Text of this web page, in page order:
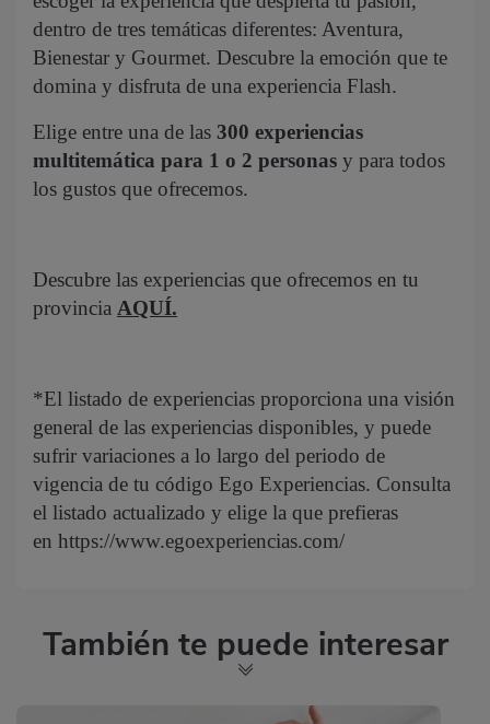
dentro de tres temáticas diferentes: Aventura,
Bienestar y Gourmet. Descubre la emoción que te
domina y disfruta de una experiencia Flash.
Elige entre una de las 300 experiencias
multitemática para 1 o 2 personas y para todos
los gustos que ofrecemos.
Descubre las experiencias que ofrecemos en tu
provincia AQUÍ.
*El listado de experiencias proporciona una visión
general de las experiencias disponibles, y puede
sufrir variaciones a lo largo del periodo de
vigencia de tu código Ego Experiencias. Consulta
el listado actualizado y elige la que prefieras
en https://www.egoexperiencias.com/
También te puede interesar